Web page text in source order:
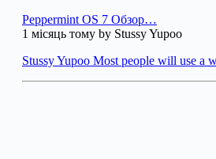
Peppermint OS 7 Обзор…
1 місяць тому by Stussy Yupoo
Stussy Yupoo Most people will use a